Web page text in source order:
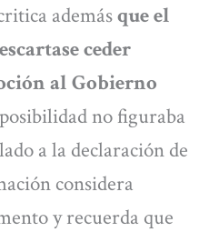
ademásque el
ceder
al Gobierno
no figuraba
a la declaración de
considera
y recuerda que